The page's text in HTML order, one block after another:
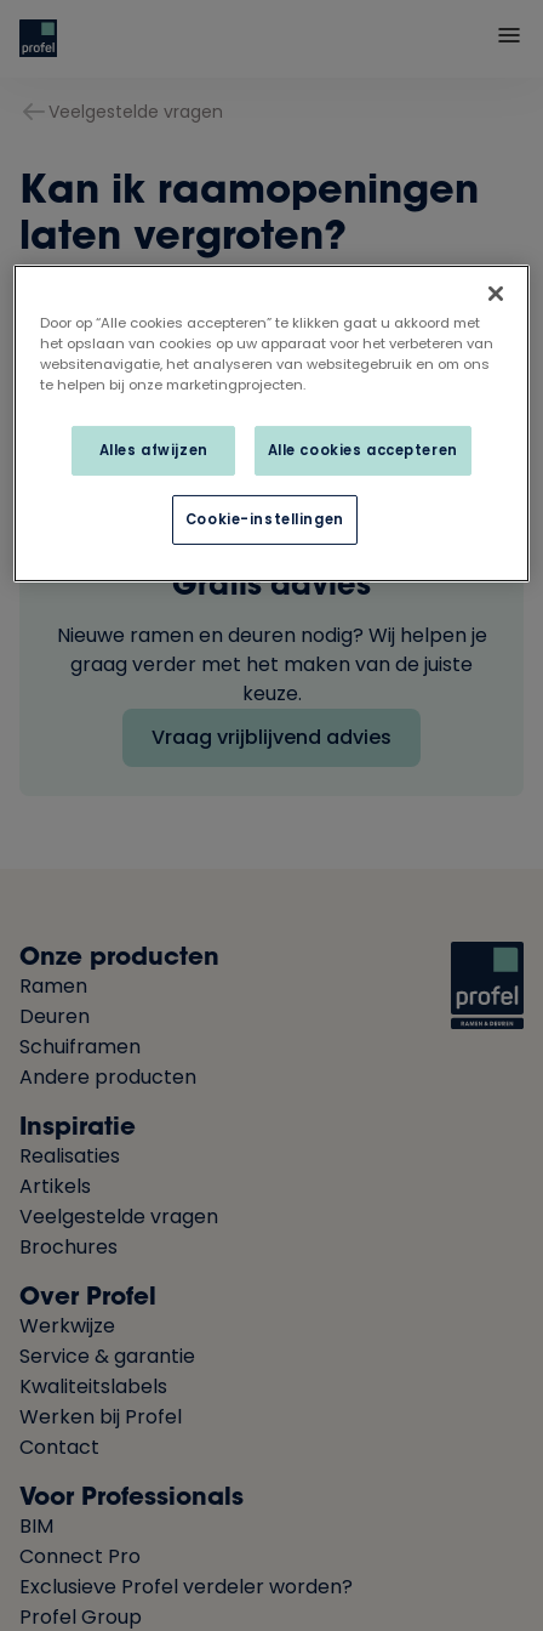
Veelgestelde vragen
Kan ik raamopeningen
laten vergroten?
Ja, als de grotere openingen de stabiliteit van je
woning niet in gevaar brengen. Natuurlijk is het ene
gebouw het andere niet. Raadpleeg daarom bij
twijfel altijd eerst je architect of aannemer.
Gratis advies
Nieuwe ramen en deuren nodig? Wij helpen je
graag verder met het maken van de juiste
keuze.
Vraag vrijblijvend advies
Onze producten
Ramen
Deuren
Schuiframen
Andere producten
Inspiratie
Realisaties
Artikels
Veelgestelde vragen
Brochures
Over Profel
Werkwijze
Service & garantie
Kwaliteitslabels
Werken bij Profel
Contact
Voor Professionals
BIM
Connect Pro
Exclusieve Profel verdeler worden?
Profel Group
Door op “Alle cookies accepteren” te klikken gaat u akkoord met
het opslaan van cookies op uw apparaat voor het verbeteren van
websitenavigatie, het analyseren van websitegebruik en om ons
te helpen bij onze marketingprojecten.
Alles afwijzen Alle cookies accepteren
Cookie-instellingen